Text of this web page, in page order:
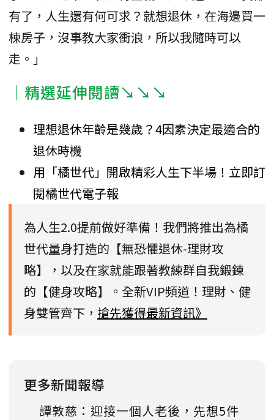
有了，人生還有何可求？就想退休，在海邊買一
棟房子，沒事教大家衝浪，所以我隨時可以
走。」
｜精選延伸閱讀↘↘↘
理想退休年齡是幾歲？4因素決定最適合的
退休時機
用「橘世代」開啟精彩人生下半場！立即訂
閱橘世代電子報
為人生2.0提前做好準備！我們將推出為橘
世代量身打造的【無恐懼退休-理財攻
略】，以及在家就能跟著教練群自我鍛鍊
的【健身攻略】。全新VIP頻道！理財、健
身雙管齊下， 搶先獲得最新資訊》
更多新聞報導
譚敦慈：迎接一個人老後，先想5件